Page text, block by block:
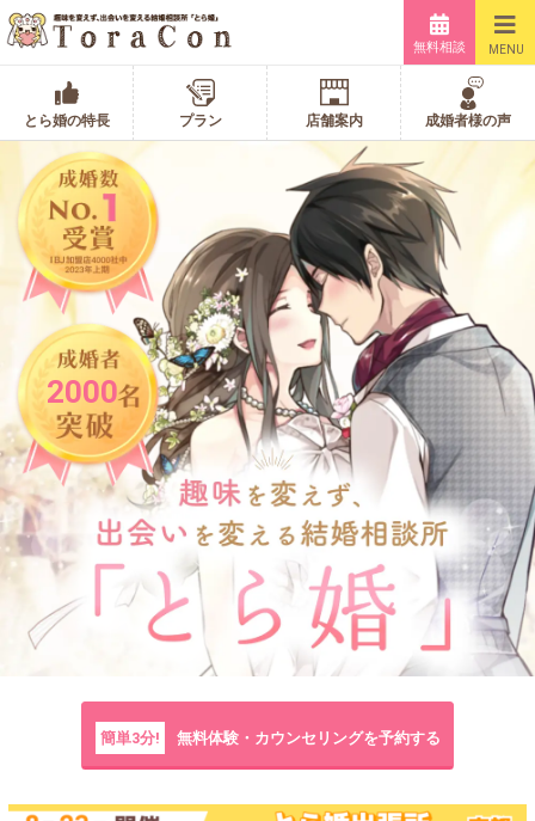
無料相談 MENU
とら婚の特長 プラン 店舗案内 成婚者様の声
2000
簡単3分! 無料体験・カウンセリングを予約する